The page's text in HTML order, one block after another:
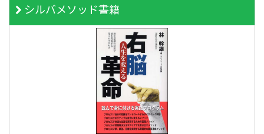
シルバメソッド書籍